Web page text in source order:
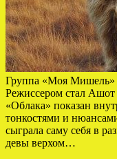
Группа «Моя Мишель»
Режиссером стал Ашот
«Облака» показан
тонкостями и
сыграла саму себя в
девы верхом…